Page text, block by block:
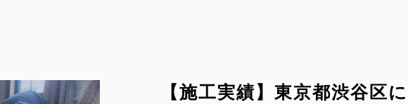
【施工実績】東京都渋谷区